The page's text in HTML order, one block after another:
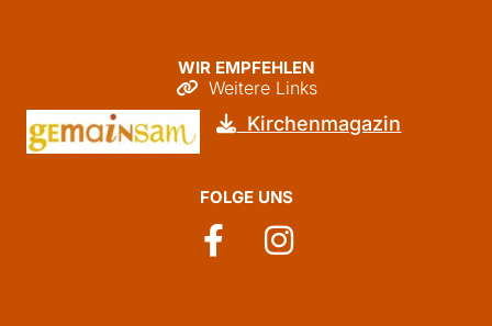
WIR EMPFEHLEN
 Weitere Links
 Kirchenmagazin
FOLGE UNS